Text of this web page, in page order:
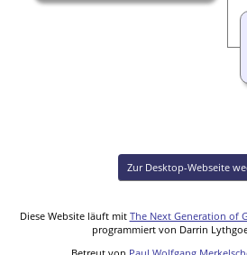
Zur Desktop-Webseite
Diese Website läuft mit The Next Generation of
programmiert von Darrin